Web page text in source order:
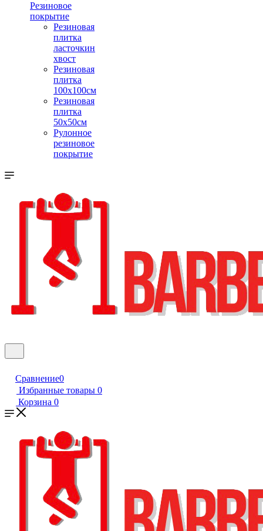
Резиновое
покрытие
Резиновая
плитка
ласточкин
хвост
Резиновая
плитка
100х100см
Резиновая
плитка
50х50см
Рулонное
резиновое
покрытие
Сравнение0
Избранные товары 0
Корзина 0